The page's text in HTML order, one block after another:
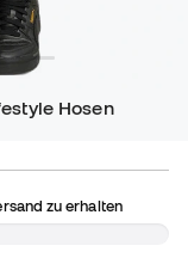
Hosen
zu erhalten